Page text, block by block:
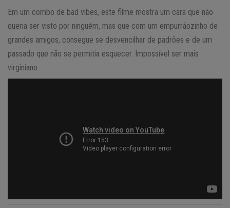
Em um combo de bad vibes, este filme mostra um cara que não
queria ser visto por ninguém, mas que com um empurrãozinho de
grandes amigos, consegue se desvencilhar de padrões e de um
passado que não se permitia esquecer. Impossível ser mais
virginiano.